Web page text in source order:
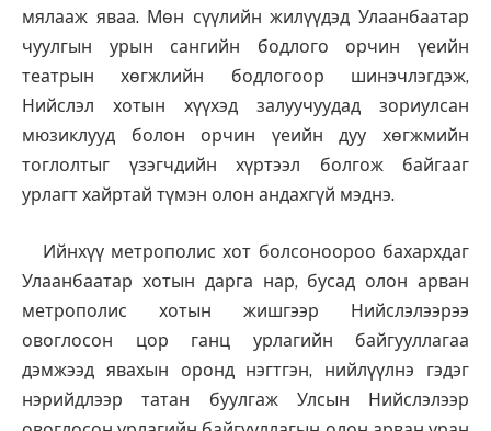
мялааж яваа. Мөн сүүлийн жилүүдэд Улаанбаатар
чуулгын урын сангийн бодлого орчин үеийн
театрын хөгжлийн бодлогоор шинэчлэгдэж,
Нийслэл хотын хүүхэд залуучуудад зориулсан
мюзиклууд болон орчин үеийн дуу хөгжмийн
тоглолтыг үзэгчдийн хүртээл болгож байгааг
урлагт хайртай түмэн олон андахгүй мэднэ.
Ийнхүү метрополис хот болсоноороо бахархдаг
Улаанбаатар хотын дарга нар, бусад олон арван
метрополис хотын жишгээр Нийслэлээрээ
овоглосон цор ганц урлагийн байгууллагаа
дэмжээд явахын оронд нэгтгэн, нийлүүлнэ гэдэг
нэрийдлээр татан буулгаж Улсын Нийслэлээр